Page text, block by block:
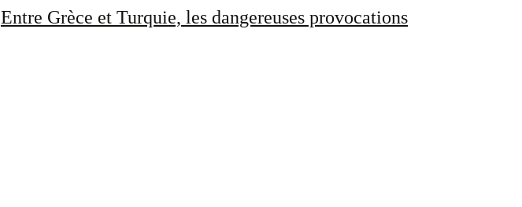
Entre Grèce et Turquie, les dangereuses provocations